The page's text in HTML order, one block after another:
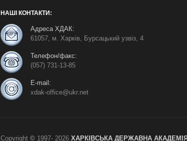
НАШІ КОНТАКТИ:
Адреса ХДАК:
61057, м. Харків, Бурсацький узвіз, 4
Телефон/факс:
(057) 731-13-85
E-mail:
xdak-office@ukr.net
Copyright © 1997- 2026 ХАРКІВСЬКА ДЕРЖАВНА